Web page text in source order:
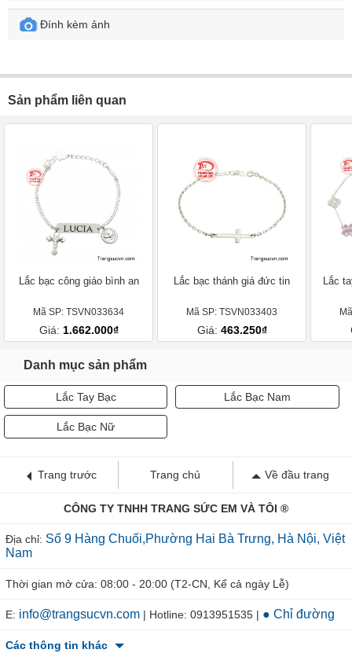
Đính kèm ảnh
Sản phẩm liên quan
Lắc bạc công giáo bình an
Mã SP: TSVN033634
Giá: 1.662.000₫
Lắc bạc thánh giá đức tin
Mã SP: TSVN033403
Giá: 463.250₫
Lắc
Danh mục sản phẩm
Lắc Tay Bạc Lắc Bạc Nam
Lắc Bạc Nữ
Trang trước Trang chủ Về đầu trang
CÔNG TY TNHH TRANG SỨC EM VÀ TÔI ®
Địa chỉ: Số 9 Hàng Chuối,Phường Hai Bà Trưng, Hà Nội, Việt
Nam
Thời gian mở cửa: 08:00 - 20:00 (T2-CN, Kể cả ngày Lễ)
E: info@trangsucvn.com | Hotline: 0913951535 | ● Chỉ đường
Các thông tin khác